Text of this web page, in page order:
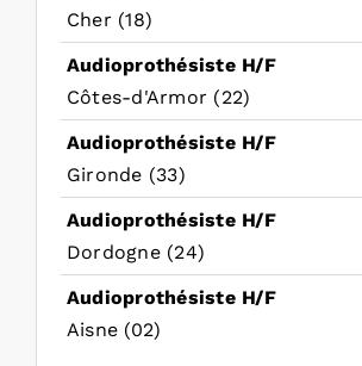
Cher (18)
Audioprothésiste H/F
Côtes-d'Armor (22)
Audioprothésiste H/F
Gironde (33)
Audioprothésiste H/F
Dordogne (24)
Audioprothésiste H/F
Aisne (02)